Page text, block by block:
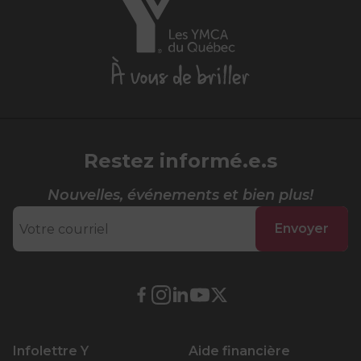
Restez informé.e.s
Nouvelles, événements et bien plus!
Envoyer
LienLien
site.
Lien
site.
Lien
site.site.
Infolettre Y Aide financière